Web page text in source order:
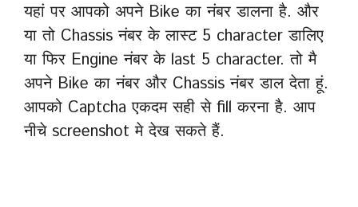
यहां पर आपको अपने Bike का नंबर डालना है. और
या तो Chassis नंबर के लास्ट 5 character डालिए
या फिर Engine नंबर के last 5 character. तो मै
अपने Bike का नंबर और Chassis नंबर डाल देता हूं.
आपको Captcha एकदम सही से fill करना है. आप
नीचे screenshot मे देख सकते हैं.